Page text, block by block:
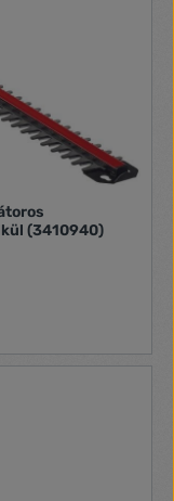
(3410940)